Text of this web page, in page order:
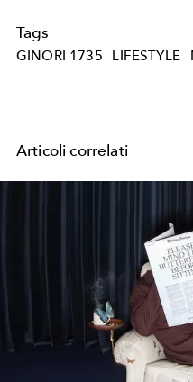
Tags
GINORI 1735 LIFESTYLE
Articoli correlati